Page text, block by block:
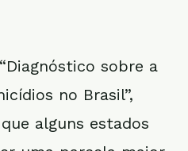
sobre a
no Brasil”,
alguns estados